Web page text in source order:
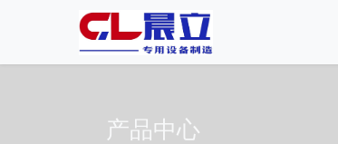
产品中心